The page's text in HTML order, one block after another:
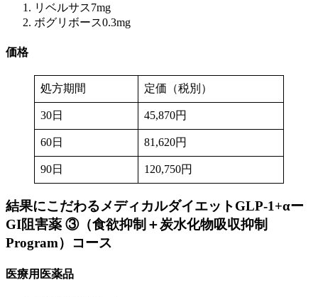
リベルサス7mg
ボグリボース0.3mg
価格
処方期間 定価（税別）
30日 45,870円
60日 81,620円
90日 120,750円
結果にこだわるメディカルダイエットGLP-1+αー
GI阻害薬 ③（食欲抑制＋炭水化物吸収抑制
Program） コース
医療用医薬品